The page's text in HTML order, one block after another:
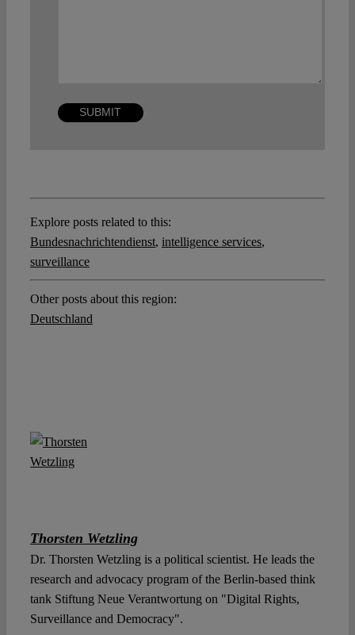
Explore posts related to this:
Bundesnachrichtendienst, intelligence services,
surveillance
Other posts about this region:
Deutschland
Thorsten Wetzling
Dr. Thorsten Wetzling is a political scientist. He leads the
research and advocacy program of the Berlin-based think
tank Stiftung Neue Verantwortung on "Digital Rights,
Surveillance and Democracy".